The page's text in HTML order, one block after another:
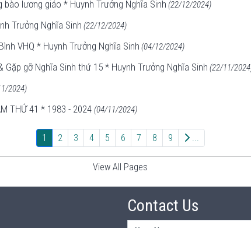
bào lương giáo * Huynh Trưởng Nghĩa Sinh (22/12/2024)
Trưởng Nghĩa Sinh (22/12/2024)
VHQ * Huynh Trưởng Nghĩa Sinh (04/12/2024)
gỡ Nghĩa Sinh thứ 15 * Huynh Trưởng Nghĩa Sinh (22/11/
2024)
THỨ 41 * 1983 - 2024 (04/11/2024)
1 2 3 4 5 6 7 8 9 ...
View All Pages
Contact Us